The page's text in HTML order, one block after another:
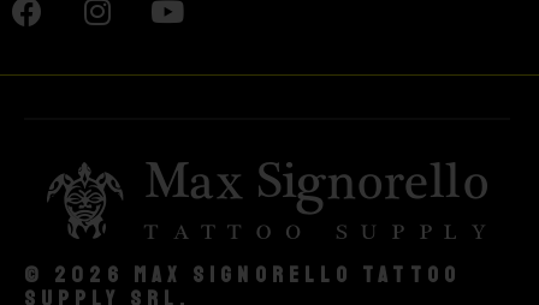
© 2026 Max Signorello Tattoo
supply srl.